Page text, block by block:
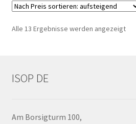
Alle 13 Ergebnisse werden angezeigtNach
ISOP DE
Am Borsigturm 100,